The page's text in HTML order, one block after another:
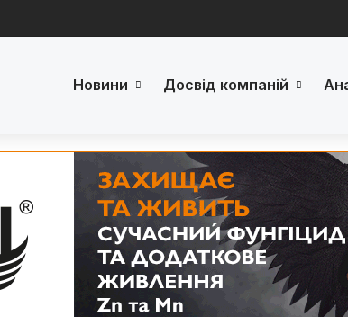
Новини Досвід компаній